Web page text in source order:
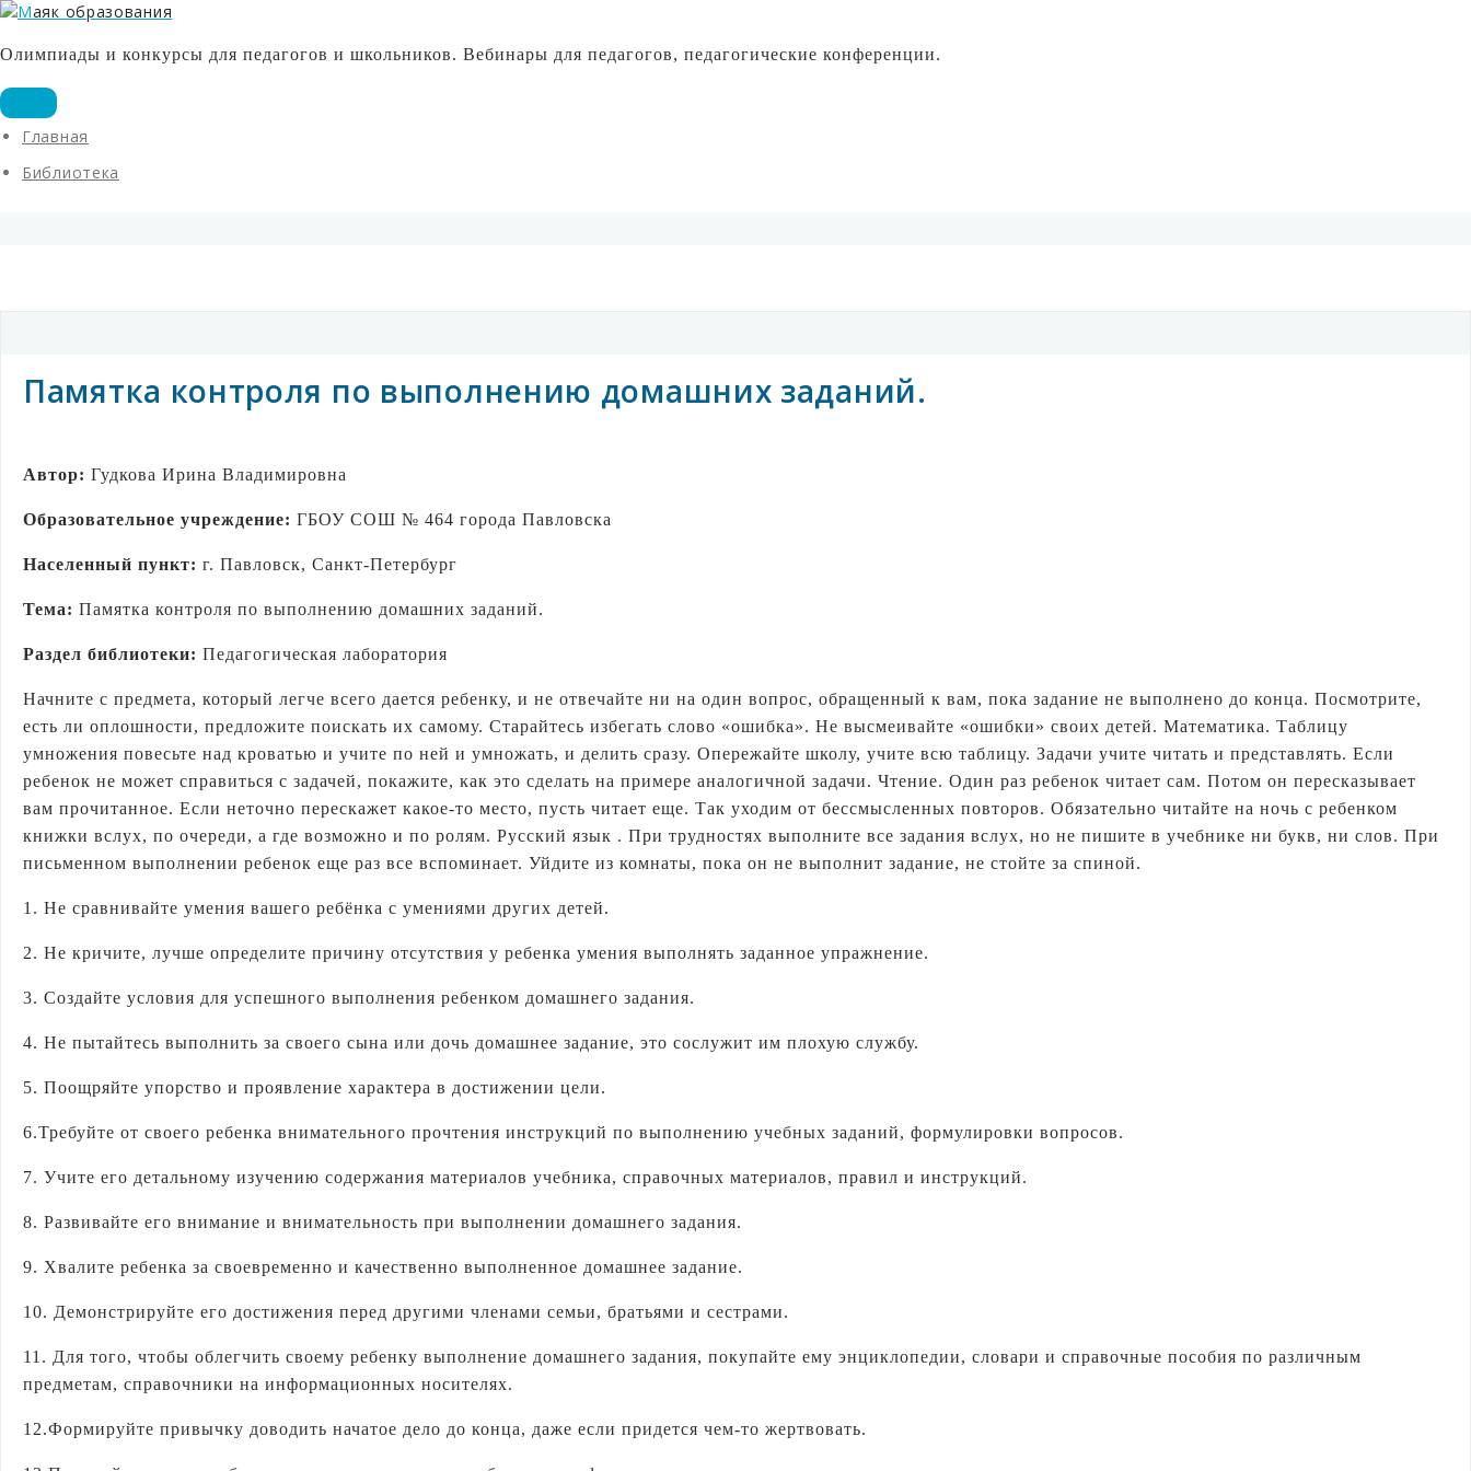
Олимпиады и конкурсы для педагогов и школьников. Вебинары для педагогов, педагогические конференции.
Главная
Библиотека
Памятка контроля по выполнению домашних заданий.
Автор: Гудкова Ирина Владимировна
Образовательное учреждение: ГБОУ СОШ № 464 города Павловска
Населенный пункт: г. Павловск, Санкт-Петербург
Тема: Памятка контроля по выполнению домашних заданий.
Раздел библиотеки: Педагогическая лаборатория
Начните с предмета, который легче всего дается ребенку, и не отвечайте ни на один вопрос, обращенный к вам, пока задание не выполнено до конца. Посмотрите,
есть ли оплошности, предложите поискать их самому. Старайтесь избегать слово «ошибка». Не высмеивайте «ошибки» своих детей. Математика. Таблицу
умножения повесьте над кроватью и учите по ней и умножать, и делить сразу. Опережайте школу, учите всю таблицу. Задачи учите читать и представлять. Если
ребенок не может справиться с задачей, покажите, как это сделать на примере аналогичной задачи. Чтение. Один раз ребенок читает сам. Потом он пересказывает
вам прочитанное. Если неточно перескажет какое-то место, пусть читает еще. Так уходим от бессмысленных повторов. Обязательно читайте на ночь с ребенком
книжки вслух, по очереди, а где возможно и по ролям. Русский язык . При трудностях выполните все задания вслух, но не пишите в учебнике ни букв, ни слов. При
письменном выполнении ребенок еще раз все вспоминает. Уйдите из комнаты, пока он не выполнит задание, не стойте за спиной.
1. Не сравнивайте умения вашего ребёнка с умениями других детей.
2. Не кричите, лучше определите причину отсутствия у ребенка умения выполнять заданное упражнение.
3. Создайте условия для успешного выполнения ребенком домашнего задания.
4. Не пытайтесь выполнить за своего сына или дочь домашнее задание, это сослужит им плохую службу.
5. Поощряйте упорство и проявление характера в достижении цели.
6.Требуйте от своего ребенка внимательного прочтения инструкций по выполнению учебных заданий, формулировки вопросов.
7. Учите его детальному изучению содержания материалов учебника, справочных материалов, правил и инструкций.
8. Развивайте его внимание и внимательность при выполнении домашнего задания.
9. Хвалите ребенка за своевременно и качественно выполненное домашнее задание.
10. Демонстрируйте его достижения перед другими членами семьи, братьями и сестрами.
11. Для того, чтобы облегчить своему ребенку выполнение домашнего задания, покупайте ему энциклопедии, словари и справочные пособия по различным
предметам, справочники на информационных носителях.
12.Формируйте привычку доводить начатое дело до конца, даже если придется чем-то жертвовать.